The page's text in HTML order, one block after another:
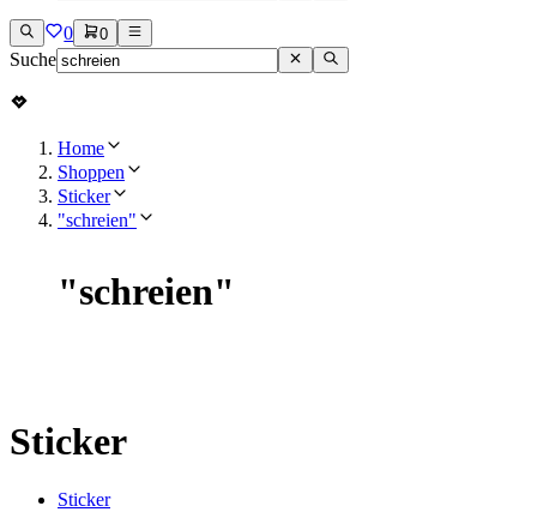
0 0
Suche
Home
Shoppen
Sticker
"schreien"
"schreien"
Sticker
Sticker